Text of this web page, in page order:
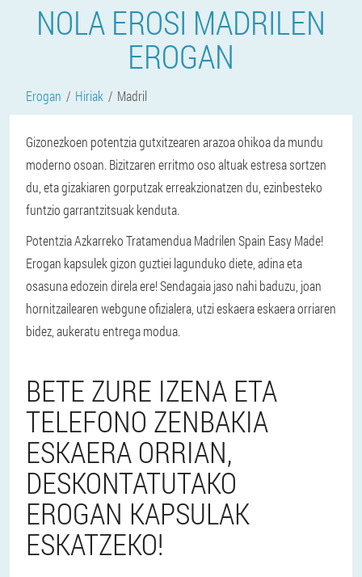
NOLA EROSI MADRILEN
EROGAN
Erogan Hiriak Madril
Gizonezkoen potentzia gutxitzearen arazoa ohikoa da mundu
moderno osoan. Bizitzaren erritmo oso altuak estresa sortzen
du, eta gizakiaren gorputzak erreakzionatzen du, ezinbesteko
funtzio garrantzitsuak kenduta.
Potentzia Azkarreko Tratamendua Madrilen Spain Easy Made!
Erogan kapsulek gizon guztiei lagunduko diete, adina eta
osasuna edozein direla ere! Sendagaia jaso nahi baduzu, joan
hornitzailearen webgune ofizialera, utzi eskaera eskaera orriaren
bidez, aukeratu entrega modua.
BETE ZURE IZENA ETA
TELEFONO ZENBAKIA
ESKAERA ORRIAN,
DESKONTATUTAKO
EROGAN KAPSULAK
ESKATZEKO!